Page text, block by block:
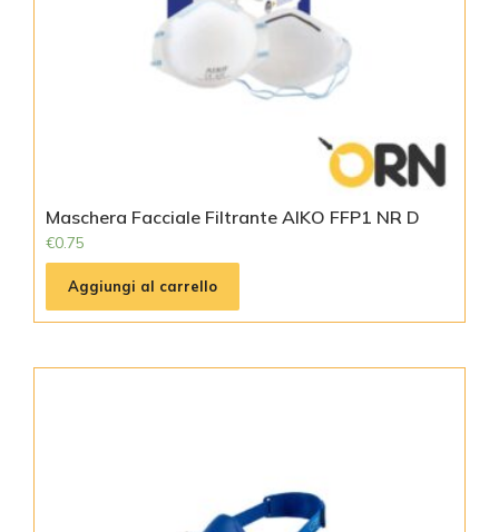
Maschera Facciale Filtrante AIKO FFP1 NR D
€0.75
Aggiungi al carrello